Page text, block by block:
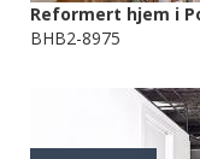
Reformert hjem i
BHB2-8975